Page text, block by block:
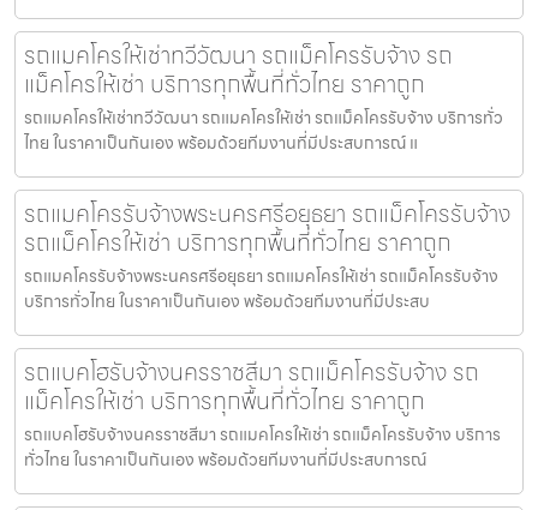
รถแมคโครให้เช่าทวีวัฒนา รถแม็คโครรับจ้าง รถ
แม็คโครให้เช่า บริการทุกพื้นที่ทั่วไทย ราคาถูก
รถแมคโครให้เช่าทวีวัฒนา รถแมคโครให้เช่า รถแม็คโครรับจ้าง บริการทั่ว
ไทย ในราคาเป็นกันเอง พร้อมด้วยทีมงานที่มีประสบการณ์ แ
รถแมคโครรับจ้างพระนครศรีอยุธยา รถแม็คโครรับจ้าง
รถแม็คโครให้เช่า บริการทุกพื้นที่ทั่วไทย ราคาถูก
รถแมคโครรับจ้างพระนครศรีอยุธยา รถแมคโครให้เช่า รถแม็คโครรับจ้าง
บริการทั่วไทย ในราคาเป็นกันเอง พร้อมด้วยทีมงานที่มีประสบ
รถแบคโฮรับจ้างนครราชสีมา รถแม็คโครรับจ้าง รถ
แม็คโครให้เช่า บริการทุกพื้นที่ทั่วไทย ราคาถูก
รถแบคโฮรับจ้างนครราชสีมา รถแมคโครให้เช่า รถแม็คโครรับจ้าง บริการ
ทั่วไทย ในราคาเป็นกันเอง พร้อมด้วยทีมงานที่มีประสบการณ์